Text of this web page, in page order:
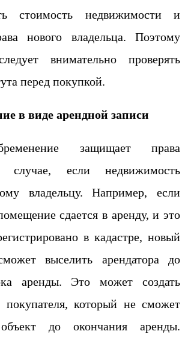
стоимость недвижимости и
нового владельца. Поэтому
внимательно проверять
перед покупкой.
в виде арендной записи
защищает права
случае, если недвижимость
владельцу. Например, если
сдается в аренду, и это
в кадастре, новый
выселить арендатора до
аренды. Это может создать
покупателя, который не сможет
объект до окончания аренды.